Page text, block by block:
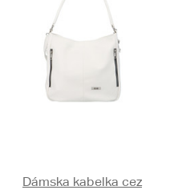
Dámska kabelka cez